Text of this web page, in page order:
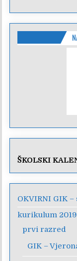
ŠKOLSKI
OKVIRNI GIK –
kurikulum
prvi razred
GIK –